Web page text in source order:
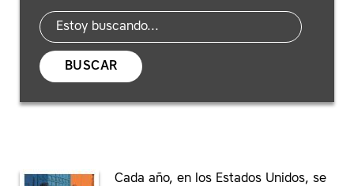
BUSCAR
Cada año, en los Estados Unidos, se